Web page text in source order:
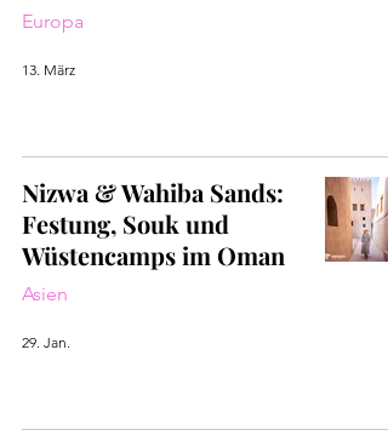
Europa
13. März
Nizwa & Wahiba Sands:
Festung, Souk und
Wüstencamps im Oman
Asien
29. Jan.